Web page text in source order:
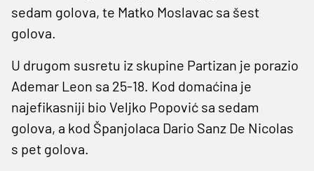
sedam golova, te Matko Moslavac sa šest
golova.
U drugom susretu iz skupine Partizan je porazio
Ademar Leon sa 25-18. Kod domaćina je
najefikasniji bio Veljko Popović sa sedam
golova, a kod Španjolaca Dario Sanz De Nicolas
s pet golova.